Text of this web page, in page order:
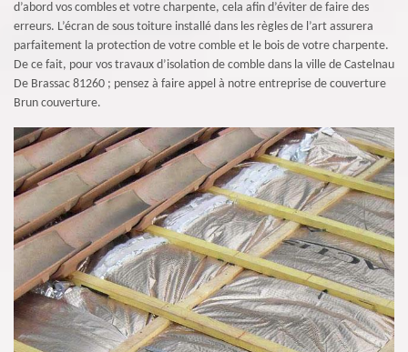
d’abord vos combles et votre charpente, cela afin d’éviter de faire des
erreurs. L’écran de sous toiture installé dans les règles de l’art assurera
parfaitement la protection de votre comble et le bois de votre charpente.
De ce fait, pour vos travaux d’isolation de comble dans la ville de Castelnau
De Brassac 81260 ; pensez à faire appel à notre entreprise de couverture
Brun couverture.